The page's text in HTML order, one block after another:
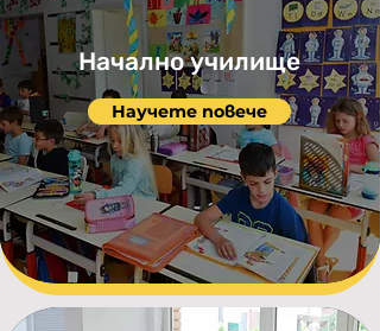
Начално училище
Научете повече